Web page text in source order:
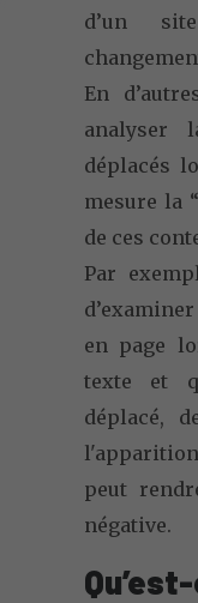
d’un
En
analyser
déplacés
mesure la
de ces
Par
en page
texte et
déplacé,
peut
négative.